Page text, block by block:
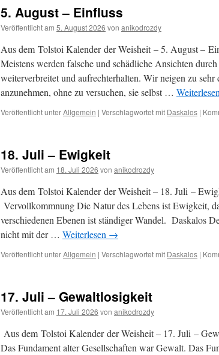
Jenseits
Verständnisses
5. August – Einfluss
Veröffentlicht am 5. August 2026 von anikodrozdy
Aus dem Tolstoi Kalender der Weisheit – 5. August –
Meistens werden falsche und schädliche Ansichten
weiterverbreitet und aufrechterhalten. Wir neigen zu
anzunehmen, ohne zu versuchen, sie selbst … Weiterlesen
Veröffentlicht unterAllgemein | Verschlagwortet mit Daskalos |
18. Juli – Ewigkeit
Veröffentlicht am 18. Juli 2026 von anikodrozdy
Aus dem Tolstoi Kalender der Weisheit – 18. Juli –
Vervollkommnung Die Natur des Lebens ist Ewigkeit,
verschiedenen Ebenen ist ständiger Wandel. Daskalos
nicht mit der … Weiterlesen →
Veröffentlicht unterAllgemein | Verschlagwortet mit Daskalos |
17. Juli – Gewaltlosigkeit
Veröffentlicht am 17. Juli 2026 von anikodrozdy
Aus dem Tolstoi Kalender der Weisheit – 17. Juli –
Das Fundament alter Gesellschaften war Gewalt. Das